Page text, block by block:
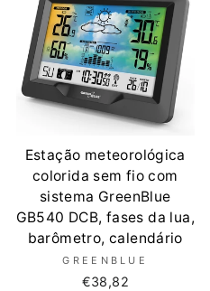
Estação meteorológica
colorida sem fio com
sistema GreenBlue
GB540 DCB, fases da lua,
barômetro, calendário
GREENBLUE
€38,82